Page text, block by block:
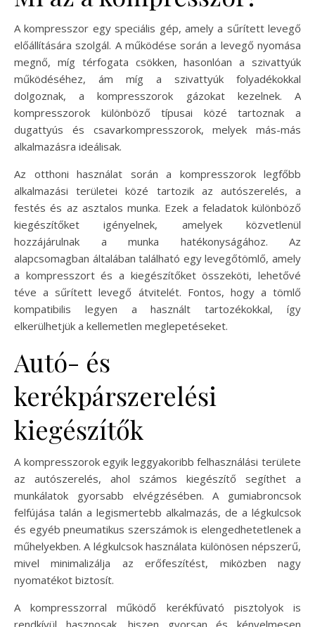
A kompresszor egy speciális gép, amely a sűrített levegő
előállítására szolgál. A működése során a levegő nyomása
megnő, míg térfogata csökken, hasonlóan a szivattyúk
működéséhez, ám míg a szivattyúk folyadékokkal
dolgoznak, a kompresszorok gázokat kezelnek. A
kompresszorok különböző típusai közé tartoznak a
dugattyús és csavarkompresszorok, melyek más-más
alkalmazásra ideálisak.
Az otthoni használat során a kompresszorok legfőbb
alkalmazási területei közé tartozik az autószerelés, a
festés és az asztalos munka. Ezek a feladatok különböző
kiegészítőket igényelnek, amelyek közvetlenül
hozzájárulnak a munka hatékonyságához. Az
alapcsomagban általában található egy levegőtömlő, amely
a kompresszort és a kiegészítőket összeköti, lehetővé
téve a sűrített levegő átvitelét. Fontos, hogy a tömlő
kompatibilis legyen a használt tartozékokkal, így
elkerülhetjük a kellemetlen meglepetéseket.
Autó- és
kerékpárszerelési
kiegészítők
A kompresszorok egyik leggyakoribb felhasználási területe
az autószerelés, ahol számos kiegészítő segíthet a
munkálatok gyorsabb elvégzésében. A gumiabroncsok
felfújása talán a legismertebb alkalmazás, de a légkulcsok
és egyéb pneumatikus szerszámok is elengedhetetlenek a
műhelyekben. A légkulcsok használata különösen népszerű,
mivel minimalizálja az erőfeszítést, miközben nagy
nyomatékot biztosít.
A kompresszorral működő kerékfúvató pisztolyok is